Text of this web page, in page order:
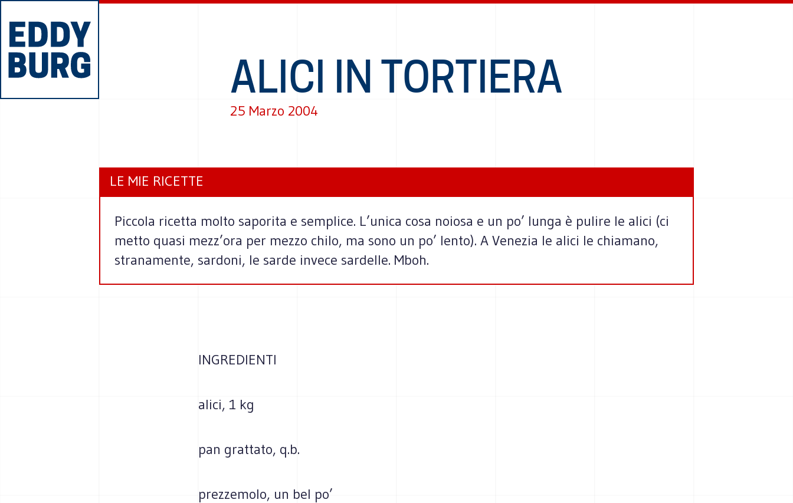
ALICI IN TORTIERA
25 Marzo 2004
LE MIE RICETTE
Piccola ricetta molto saporita e semplice. L’unica cosa noiosa e un po’ lunga è pulire le alici (ci
metto quasi mezz’ora per mezzo chilo, ma sono un po’ lento). A Venezia le alici le chiamano,
stranamente, sardoni, le sarde invece sardelle. Mboh.
INGREDIENTI
alici, 1 kg
pan grattato, q.b.
prezzemolo, un bel po’